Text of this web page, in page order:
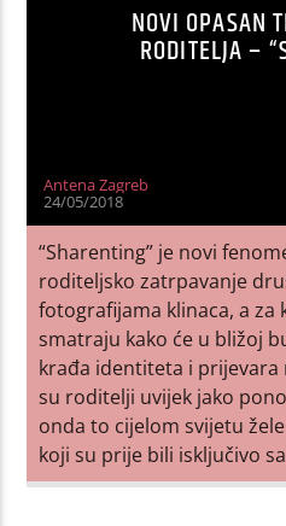
NOVI OPASAN
RODITELJA –
Antena Zagreb
24/05/2018
“Sharenting” je novi
roditeljsko zatrpavanje
fotografijama klinaca, a za
smatraju kako će u bližoj
krađa identiteta i prijevara
su roditelji uvijek jako
onda to cijelom svijetu
koji su prije bili isključivo